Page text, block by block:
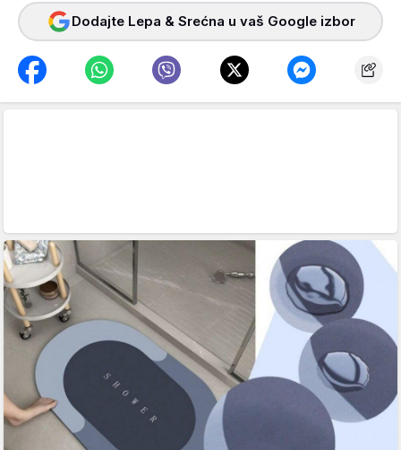
Dodajte Lepa & Srećna u vaš Google izbor